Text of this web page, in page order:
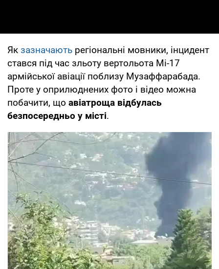
Як зазначають регіональні мовники, інцидент
стався під час зльоту вертольота Мі-17
армійської авіації поблизу Музаффарабада.
Проте у оприлюднених фото і відео можна
побачити, що авіатроща відбулась
безпосередньо у місті.